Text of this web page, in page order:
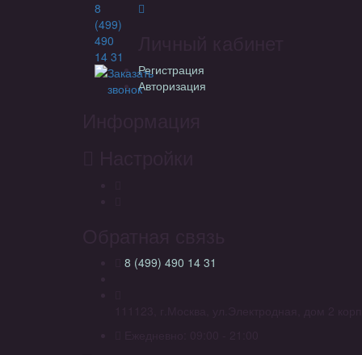
8
(499)
490
14 31
Заказать
звонок
Регистрация
Авторизация
8 (499) 490 14 31